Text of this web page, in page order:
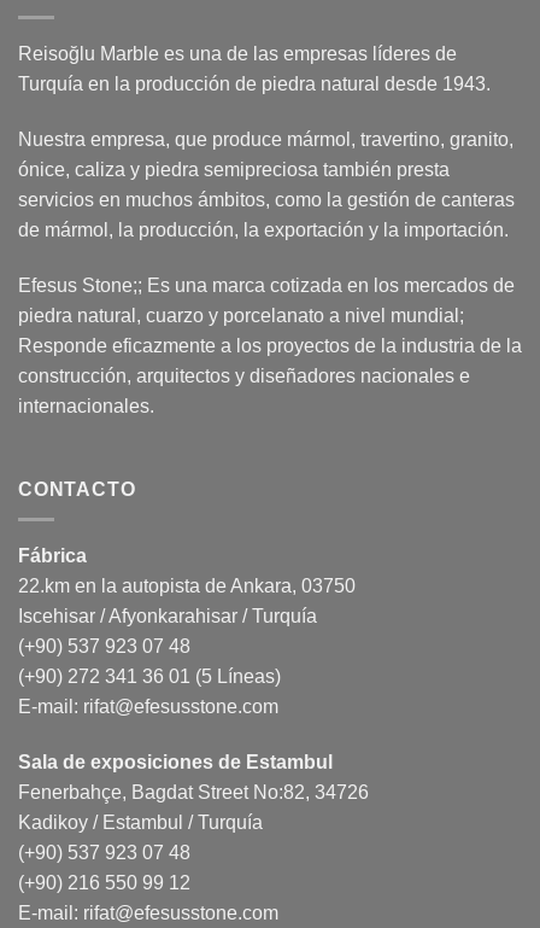
Reisoğlu Marble es una de las empresas líderes de
Turquía en la producción de piedra natural desde 1943.
Nuestra empresa, que produce mármol, travertino, granito,
ónice, caliza y piedra semipreciosa también presta
servicios en muchos ámbitos, como la gestión de canteras
de mármol, la producción, la exportación y la importación.
Efesus Stone;; Es una marca cotizada en los mercados de
piedra natural, cuarzo y porcelanato a nivel mundial;
Responde eficazmente a los proyectos de la industria de la
construcción, arquitectos y diseñadores nacionales e
internacionales.
CONTACTO
Fábrica
22.km en la autopista de Ankara, 03750
Iscehisar / Afyonkarahisar / Turquía
(+90) 537 923 07 48
(+90) 272 341 36 01 (5 Líneas)
E-mail: rifat@efesusstone.com
Sala de exposiciones de Estambul
Fenerbahçe, Bagdat Street No:82, 34726
Kadikoy / Estambul / Turquía
(+90) 537 923 07 48
(+90) 216 550 99 12
E-mail: rifat@efesusstone.com